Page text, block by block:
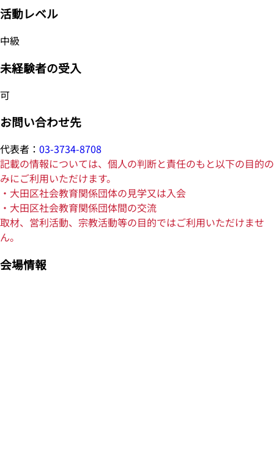
活動レベル
中級
未経験者の受入
可
お問い合わせ先
代表者： 03-3734-8708
記載の情報については、個人の判断と責任のもと以下の目的の
みにご利用いただけます。
・大田区社会教育関係団体の見学又は入会
・大田区社会教育関係団体間の交流
取材、営利活動、宗教活動等の目的ではご利用いただけませ
ん。
会場情報